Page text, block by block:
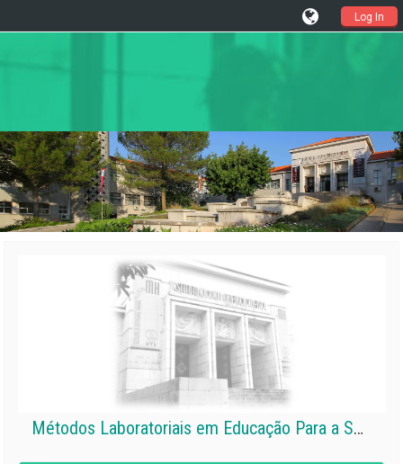
Log In
Métodos Laboratoriais em Educação Para a Saúde